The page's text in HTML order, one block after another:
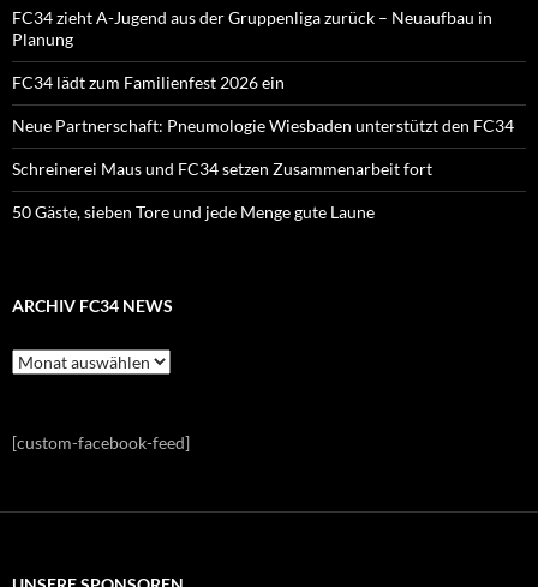
FC34 zieht A-Jugend aus der Gruppenliga zurück – Neuaufbau in
Planung
FC34 lädt zum Familienfest 2026 ein
Neue Partnerschaft: Pneumologie Wiesbaden unterstützt den FC34
Schreinerei Maus und FC34 setzen Zusammenarbeit fort
50 Gäste, sieben Tore und jede Menge gute Laune
ARCHIV FC34 NEWS
Archiv
FC34
[custom-facebook-feed]